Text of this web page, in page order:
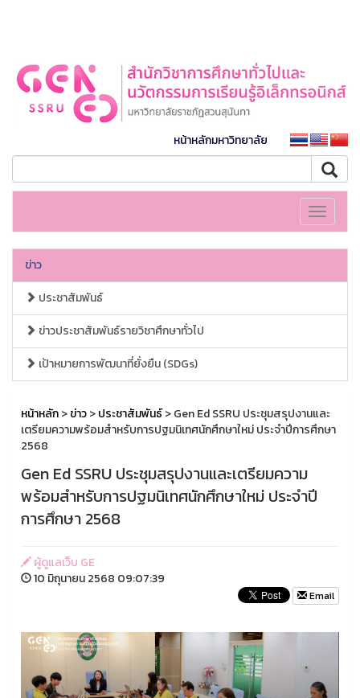
หน้าหลักมหาวิทยาลัย
Toggle
ข่าว
ประชาสัมพันธ์
ข่าวประชาสัมพันธ์รายวิชาศึกษาทั่วไป
เป้าหมายการพัฒนาที่ยั่งยืน (SDGs)
หน้าหลัก>ข่าว>ประชาสัมพันธ์> Gen Ed SSRU ประชุมสรุปงานและ
เตรียมความพร้อมสำหรับการปฐมนิเทศนักศึกษาใหม่ ประจำปีการศึกษา
2568
Gen Ed SSRU ประชุมสรุปงานและเตรียมความ
พร้อมสำหรับการปฐมนิเทศนักศึกษาใหม่ ประจำปี
การศึกษา 2568
ผู้ดูแลเว็บ GE
10 มิถุนายน 2568 09:07:39
Email